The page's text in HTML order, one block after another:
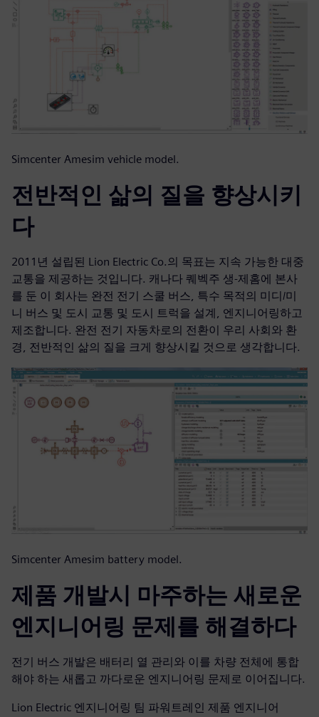
Simcenter Amesim vehicle model.
전반적인 삶의 질을 향상시키
다
2011년 설립된 Lion Electric Co.의 목표는 지속 가능한 대중
교통을 제공하는 것입니다. 캐나다 퀘벡주 생-제홈에 본사
를 둔 이 회사는 완전 전기 스쿨 버스, 특수 목적의 미디/미
니 버스 및 도시 교통 및 도시 트럭을 설계, 엔지니어링하고
제조합니다. 완전 전기 자동차로의 전환이 우리 사회와 환
경, 전반적인 삶의 질을 크게 향상시킬 것으로 생각합니다.
Simcenter Amesim battery model.
제품 개발시 마주하는 새로운
엔지니어링 문제를 해결하다
전기 버스 개발은 배터리 열 관리와 이를 차량 전체에 통합
해야 하는 새롭고 까다로운 엔지니어링 문제로 이어집니다.
Lion Electric 엔지니어링 팀 파워트레인 제품 엔지니어